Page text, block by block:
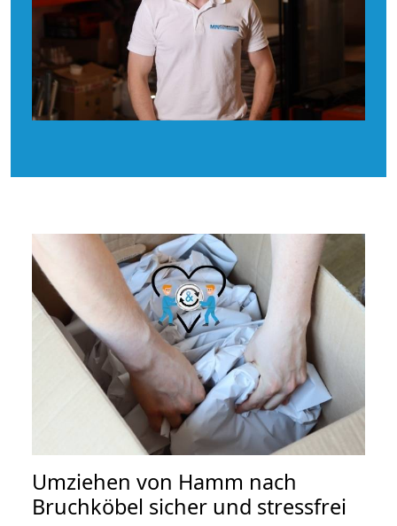
Umziehen von Hamm nach
Bruchköbel sicher und stressfrei